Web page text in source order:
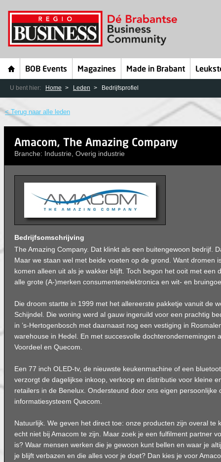
BOB Events Magazines Made in Brabant
U bent hier: Home Leden Bedrijfsprofiel
< Terug naar alle leden
Amacom, The Amazing Company
Branche: Industrie, Overig industrie
Bedrijfsomschrijving
The Amazing Company. Dat klinkt als een buitengewoon bedrijf.
Maar we staan wel met beide voeten op de grond. Want dromen
komen alleen uit als je wakker blijft. Toch begon het ooit met een
alle grote (A-)merken consumentenelektronica en wit- en
Die droom startte in 1999 met het allereerste pakketje vanuit de
Schijndel. Die woning werd al gauw ingeruild voor een prachtig
in ’s-Hertogenbosch met daarnaast nog een vestiging in
warehouse in Hedel. En met succesvolle dochterondernemingen
Voordeel en Quecom.
Een 77 inch OLED-tv, de nieuwste keukenmachine of een
verzorgt de dagelijkse inkoop, verkoop en distributie voor kleine
retailers in de Benelux. Ondersteund door ons eigen persoonlijke
informatiesysteem Quecom.
Natuurlijk. We geven het direct toe: onze producten zijn overal te
echt niet bij Amacom te zijn. Maar zoek je een fulfilment partner
is? Waar mensen werken die je gewoon kunt bellen en waar je
je blijft verbazen en die alles voor je doet? Dan kies je voor